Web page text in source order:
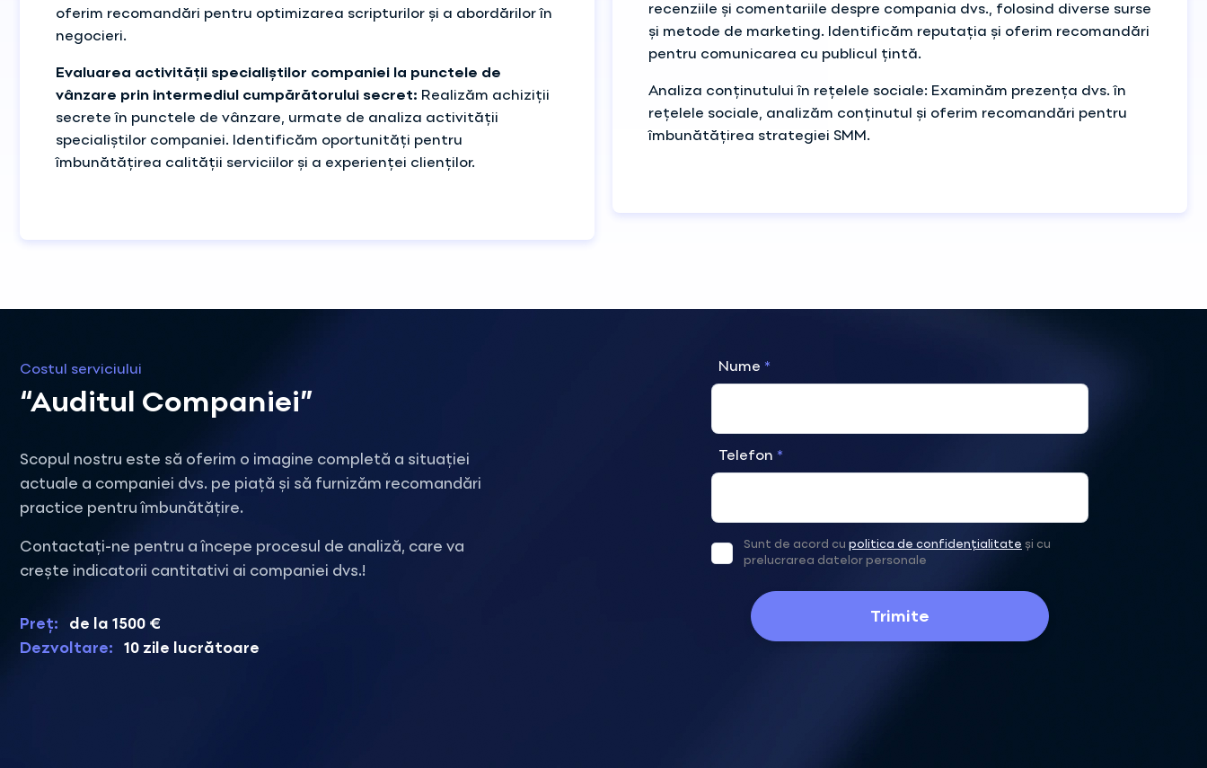
oferim recomandări pentru optimizarea scripturilor și a abordărilor în
negocieri.
Evaluarea activității specialiștilor companiei la punctele de
vânzare prin intermediul cumpărătorului secret: Realizăm achiziții
secrete în punctele de vânzare, urmate de analiza activității
specialiștilor companiei. Identificăm oportunități pentru
îmbunătățirea calității serviciilor și a experienței clienților.
recenziile și comentariile despre compania dvs., folosind diverse surse
și metode de marketing. Identificăm reputația și oferim recomandări
pentru comunicarea cu publicul țintă.
Analiza conținutului în rețelele sociale: Examinăm prezența dvs. în
rețelele sociale, analizăm conținutul și oferim recomandări pentru
îmbunătățirea strategiei SMM.
Costul serviciului
“Auditul Companiei”
Scopul nostru este să oferim o imagine completă a situației
actuale a companiei dvs. pe piață și să furnizăm recomandări
practice pentru îmbunătățire.
Contactați-ne pentru a începe procesul de analiză, care va
crește indicatorii cantitativi ai companiei dvs.!
Preț:
de la 1500 €
Dezvoltare:
10 zile lucrătoare
Nume
Telefon
Sunt de acord cu politica de confidențialitate și cu
prelucrarea datelor personale
Trimite